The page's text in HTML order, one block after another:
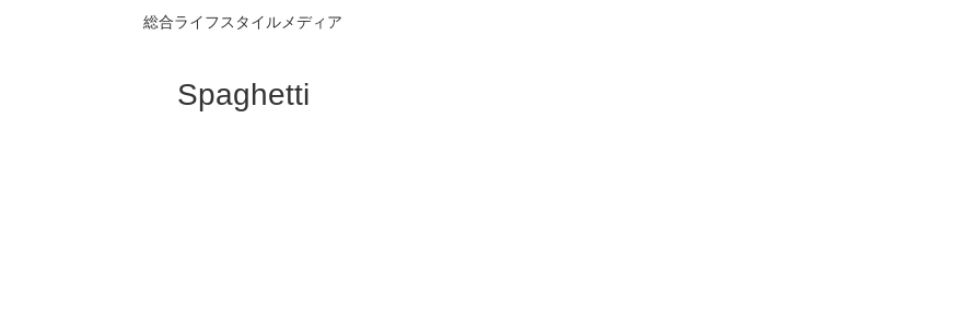
総合ライフスタイルメディア
Spaghetti